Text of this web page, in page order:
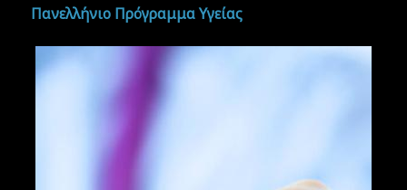
Πανελλήνιο Πρόγραμμα Υγείας